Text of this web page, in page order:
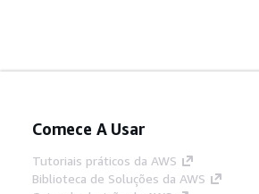
Comece A Usar
Tutoriais práticos da AWS
Biblioteca de Soluções da AWS